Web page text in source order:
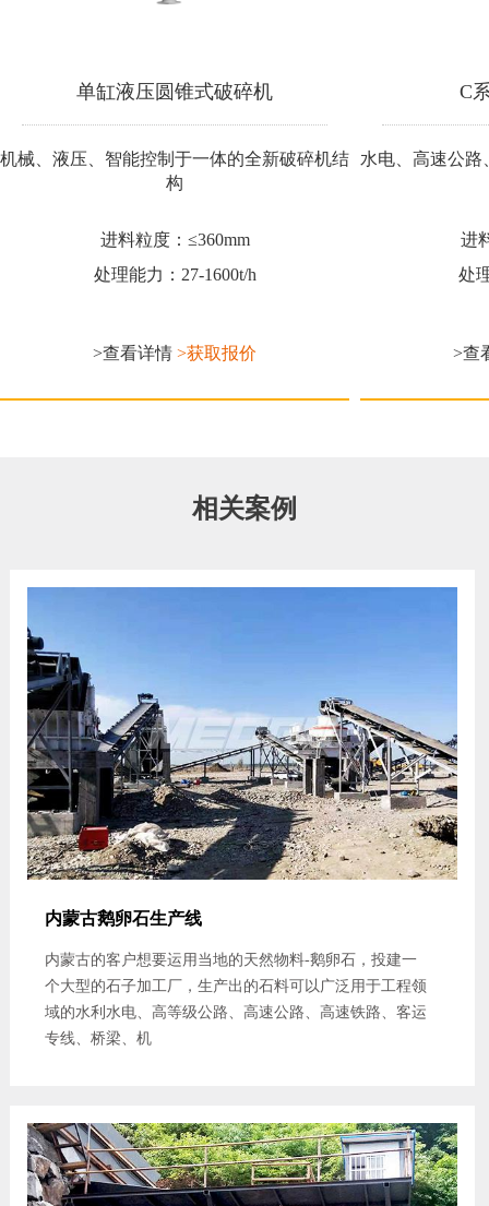
单缸液压圆锥式破碎机
机械、液压、智能控制于一体的全新破碎机结
构
进料粒度：≤360mm
处理能力：27-1600t/h
>查看详情 >获取报价
C
水电、高速公路
进
处
>查
相关案例
内蒙古鹅卵石生产线
内蒙古的客户想要运用当地的天然物料-鹅卵石，投建一
个大型的石子加工厂，生产出的石料可以广泛用于工程领
域的水利水电、高等级公路、高速公路、高速铁路、客运
专线、桥梁、机